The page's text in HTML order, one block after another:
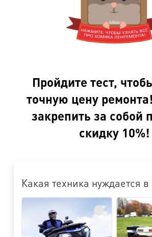
Пройдите тест,
точную цену
закрепить за собой
скидку 10%!
Какая техника нуждается